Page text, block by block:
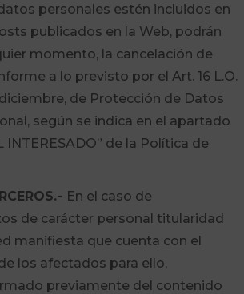
personales estén incluidos en
publicados en la Web, podrán
momento, la cancelación de
a lo previsto por el Art. 16 L.O.
diciembre, de Protección de Datos
según se indica en el apartado
INTERESADO” de la Política de
En el caso de
de carácter personal titularidad
manifiesta que cuenta con el
los afectados para ello,
previamente del contenido